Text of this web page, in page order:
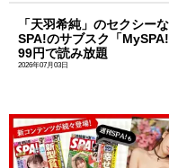
「天羽希純」のセクシー
SPA!のサブスク「
99円で読み放題
2026年07月03日